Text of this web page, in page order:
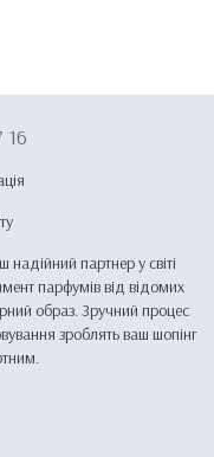
16
партнер у світі
парфумів від відомих
образ. Зручний процес
зроблять ваш шопінг